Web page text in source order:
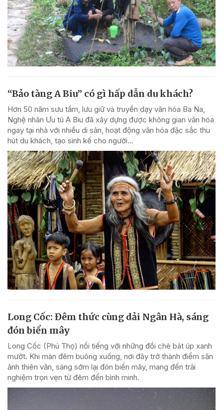
“Bảo tàng A Biu” có gì hấp dẫn du khách?
Hơn 50 năm sưu tầm, lưu giữ và truyền dạy văn hóa Ba Na,
Nghệ nhân Ưu tú A Biu đã xây dựng được không gian văn hóa
ngay tại nhà với nhiều di sản, hoạt động văn hóa đặc sắc thu
hút du khách, tạo sinh kế cho người...
Long Cốc: Đêm thức cùng dải Ngân Hà, sáng
đón biển mây
Long Cốc (Phú Thọ) nổi tiếng với những đồi chè bát úp xanh
mướt. Khi màn đêm buông xuống, nơi đây trở thành điểm săn
ảnh thiên văn, sáng sớm lại đón biển mây, mang đến trải
nghiệm trọn vẹn từ đêm đến bình minh.